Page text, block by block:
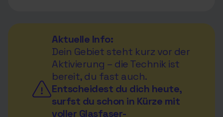
Aktuelle Info:
Dein Gebiet steht kurz vor der
Aktivierung – die Technik ist
bereit, du fast auch.
Entscheidest du dich heute,
surfst du schon in Kürze mit
voller Glasfaser-